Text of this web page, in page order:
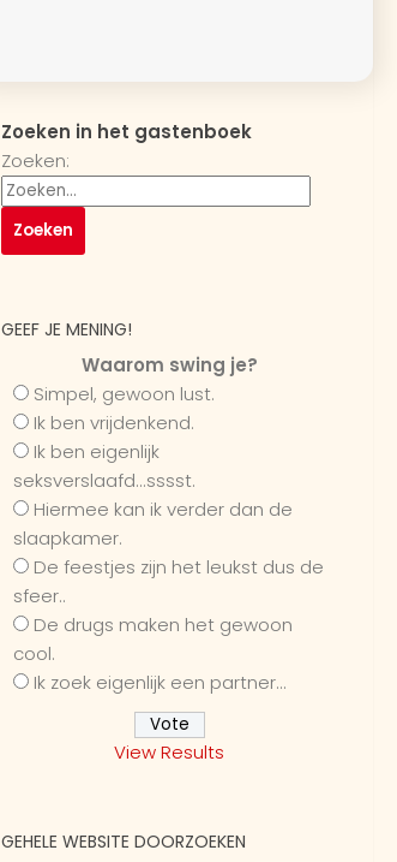
Zoeken in het gastenboek
Zoeken:
GEEF JE MENING!
Waarom swing je?
Simpel, gewoon lust.
Ik ben vrijdenkend.
Ik ben eigenlijk
seksverslaafd...sssst.
Hiermee kan ik verder dan de
slaapkamer.
De feestjes zijn het leukst dus de
sfeer..
De drugs maken het gewoon
cool.
Ik zoek eigenlijk een partner...
View Results
GEHELE WEBSITE DOORZOEKEN